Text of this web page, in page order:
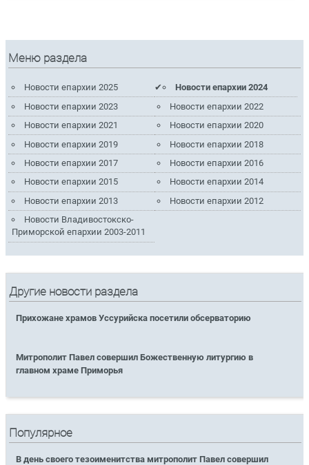
Меню раздела
Новости епархии 2025
Новости епархии 2024
Новости епархии 2023
Новости епархии 2022
Новости епархии 2021
Новости епархии 2020
Новости епархии 2019
Новости епархии 2018
Новости епархии 2017
Новости епархии 2016
Новости епархии 2015
Новости епархии 2014
Новости епархии 2013
Новости епархии 2012
Новости Владивостокско-
Приморской епархии 2003-2011
Другие новости раздела
Прихожане храмов Уссурийска посетили обсерваторию
Митрополит Павел совершил Божественную литургию в
главном храме Приморья
Популярное
В день своего тезоименитства митрополит Павел совершил